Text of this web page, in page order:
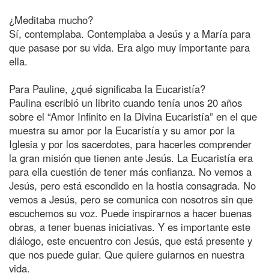
¿Meditaba mucho?
Sí, contemplaba. Contemplaba a Jesús y a María para
que pasase por su vida. Era algo muy importante para
ella.
Para Pauline, ¿qué significaba la Eucaristía?
Paulina escribió un librito cuando tenía unos 20 años
sobre el “Amor Infinito en la Divina Eucaristía” en el que
muestra su amor por la Eucaristía y su amor por la
Iglesia y por los sacerdotes, para hacerles comprender
la gran misión que tienen ante Jesús. La Eucaristía era
para ella cuestión de tener más confianza. No vemos a
Jesús, pero está escondido en la hostia consagrada. No
vemos a Jesús, pero se comunica con nosotros sin que
escuchemos su voz. Puede inspirarnos a hacer buenas
obras, a tener buenas iniciativas. Y es importante este
diálogo, este encuentro con Jesús, que está presente y
que nos puede guiar. Que quiere guiarnos en nuestra
vida.